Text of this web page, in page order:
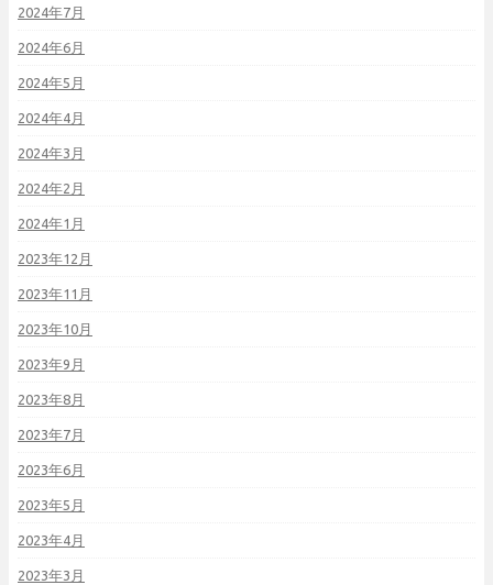
2024年7月
2024年6月
2024年5月
2024年4月
2024年3月
2024年2月
2024年1月
2023年12月
2023年11月
2023年10月
2023年9月
2023年8月
2023年7月
2023年6月
2023年5月
2023年4月
2023年3月